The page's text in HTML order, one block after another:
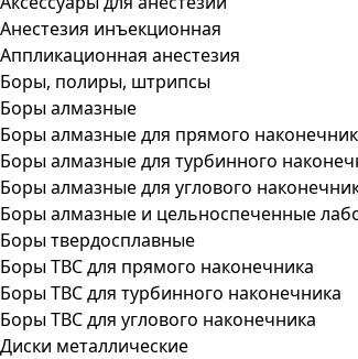
Анестезия инъекционная
Аппликационная анестезия
Боры, полиры, штрипсы
Боры алмазные
Боры алмазные для прямого
Боры алмазные для турбинного
Боры алмазные для углового
Боры алмазные и цельноспеченные
Боры твердосплавные
Боры ТВС для прямого наконечника
Боры ТВС для турбинного наконечника
Боры ТВС для углового наконечника
Диски металлические